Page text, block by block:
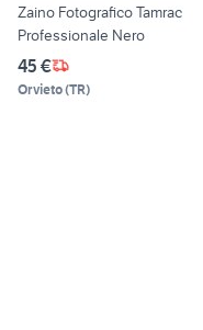
Zaino Fotografico Tamrac
Professionale Nero
45 €
Orvieto(TR)